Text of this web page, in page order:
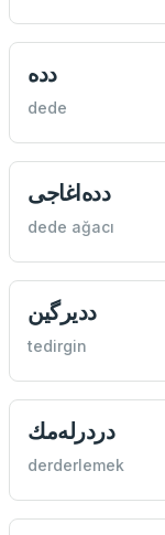
دده
dede
دده‌اغاجی
dede ağacı
دديرگین
tedirgin
دردرله‌مك
derderlemek